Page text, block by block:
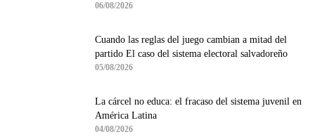
06/08/2026
Cuando las reglas del juego cambian a mitad del
partido El caso del sistema electoral salvadoreño
05/08/2026
La cárcel no educa: el fracaso del sistema juvenil en
América Latina
04/08/2026